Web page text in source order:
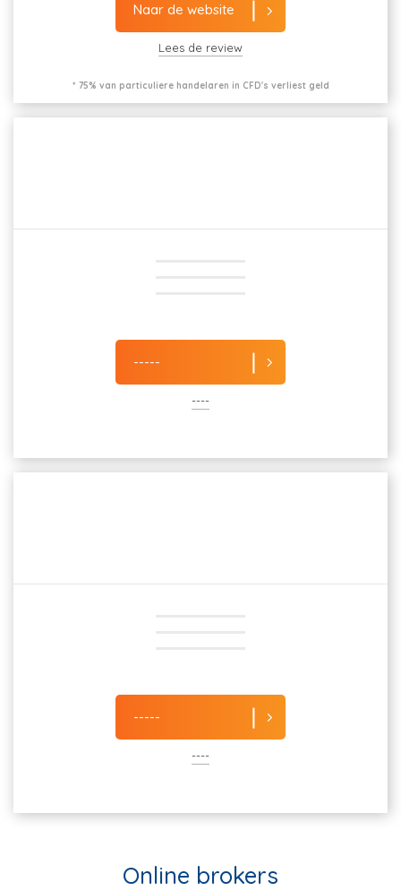
Naar de website
Lees de review
* 75% van particuliere handelaren in CFD's verliest geld
-----
----
-----
----
Online brokers